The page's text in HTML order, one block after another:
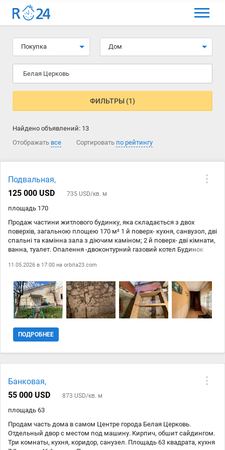
МЕНЮ
Выбрать язык
Избранные объявления
Комментарии к объявления
Как добавить объявление
Покупка Дом
Белая Церковь
ФИЛЬТРЫ (1)
Найдено объявлений: 13
Отображать все Сортировать по рейтингу
Подвальная,
125 000 USD
735 USD/кв. м
площадь 170
Продаж частини житлового будинку, яка складається з двох
поверхів, загальною площею 170 м² 1 й поверх- кухня, санвузол, дві
спальні та камінна зала з діючим каміном; 2 й поверх- дві кімнати,
ванна, туалет. Опалення -двоконтурний газовий котел Будинок
меблями Капітальний гараж та літня кухня в одній будівлі,
вулиці Центр міста, де все поруч та в пішій доступності навчальні
та розважальні заклади, магазини, супермаркети, автобусні
зупинки Телефонуйте, покази по домовленості. Торг реальним
покупцям!
11.05.2026 в 17:00 на orbita23.com
ПОДРОБНЕЕ
Банковая,
55 000 USD
873 USD/кв. м
площадь 63
Продам часть дома в самом Центре города Белая Церковь.
Отдельный двор с местом под машину. Кирпич, обшит сайдингом.
Три комнаты, кухня, коридор, санузел. Площадь 63 квадрата, кухня